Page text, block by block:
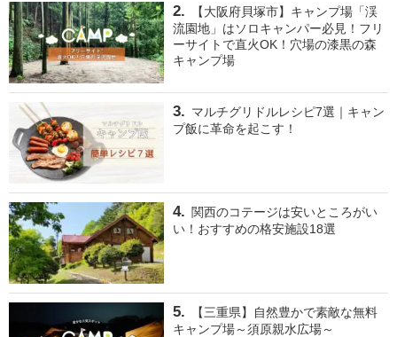
【大阪府貝塚市】キャンプ場「渓
流園地」はソロキャンパー必見！フリ
ーサイトで直火OK！穴場の漆黒の森
キャンプ場
マルチグリドルレシピ7選｜キャン
プ飯に革命を起こす！
関西のコテージは安いところがい
い！おすすめの格安施設18選
【三重県】自然豊かで素敵な無料
キャンプ場～須原親水広場～